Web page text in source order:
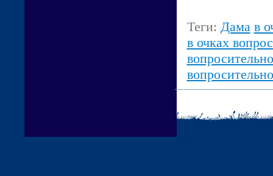
Теги: Дама в
в очках